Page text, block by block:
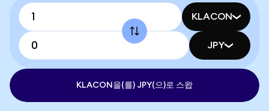
KLACON
JPY
KLACON을(를) JPY(으)로 스왑